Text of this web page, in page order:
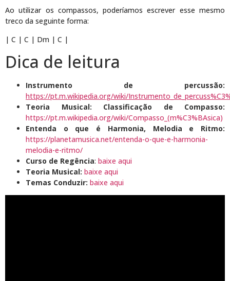
Ao utilizar os compassos, poderíamos escrever esse mesmo
treco da seguinte forma:
| C | C | Dm | C |
Dica de leitura
Instrumento de percussão:
https://pt.m.wikipedia.org/wiki/
Teoria Musical: Classificação de Compasso:
https://pt.m.wikipedia.org/wiki/Compasso_(m%C3%BAsica)
Entenda o que é Harmonia, Melodia e Ritmo:
https://planetamusica.net/entenda-o-que-e-harmonia-
melodia-e-ritmo/
Curso de Regência: baixe aqui
Teoria Musical: baixe aqui
Temas Conduzir: baixe aqui